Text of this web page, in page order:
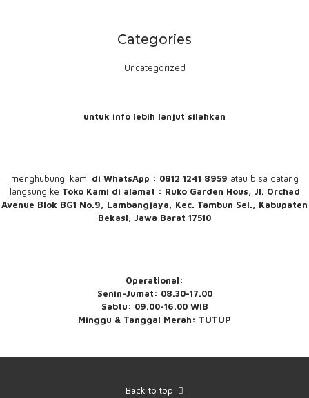
Categories
Uncategorized
untuk info lebih lanjut silahkan
menghubungi kami di WhatsApp : 0812 1241 8959 atau bisa datang
langsung ke Toko Kami di alamat : Ruko Garden Hous, Jl. Orchad
Avenue Blok BG1 No.9, Lambangjaya, Kec. Tambun Sel., Kabupaten
Bekasi, Jawa Barat 17510
Operational:
Senin-Jumat: 08.30-17.00
Sabtu: 09.00-16.00 WIB
Minggu & Tanggal Merah: TUTUP
Back to top